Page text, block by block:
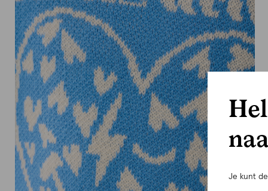
Je kunt